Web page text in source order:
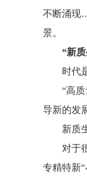
不断涌现
景。
“新
时代
“高
导新的发
新质
对于
专精特新“